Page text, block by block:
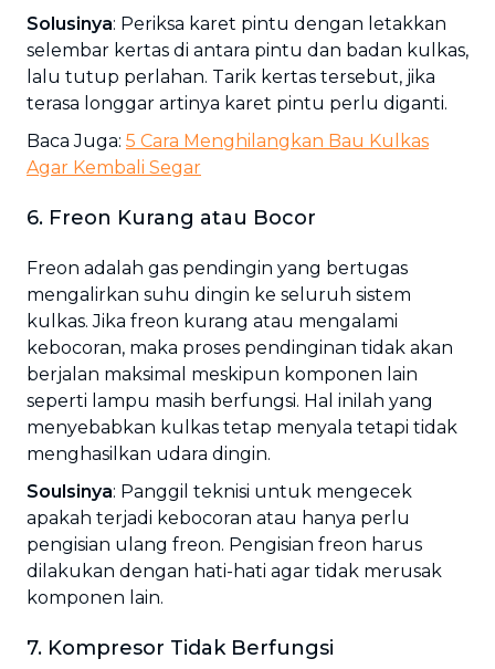
Solusinya: Periksa karet pintu dengan letakkan
selembar kertas di antara pintu dan badan kulkas,
lalu tutup perlahan. Tarik kertas tersebut, jika
terasa longgar artinya karet pintu perlu diganti.
Baca Juga: 5 Cara Menghilangkan Bau Kulkas
Agar Kembali Segar
6. Freon Kurang atau Bocor
Freon adalah gas pendingin yang bertugas
mengalirkan suhu dingin ke seluruh sistem
kulkas. Jika freon kurang atau mengalami
kebocoran, maka proses pendinginan tidak akan
berjalan maksimal meskipun komponen lain
seperti lampu masih berfungsi. Hal inilah yang
menyebabkan kulkas tetap menyala tetapi tidak
menghasilkan udara dingin.
Soulsinya: Panggil teknisi untuk mengecek
apakah terjadi kebocoran atau hanya perlu
pengisian ulang freon. Pengisian freon harus
dilakukan dengan hati-hati agar tidak merusak
komponen lain.
7. Kompresor Tidak Berfungsi